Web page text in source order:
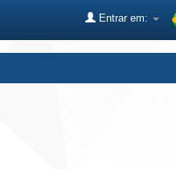
Entrar em: